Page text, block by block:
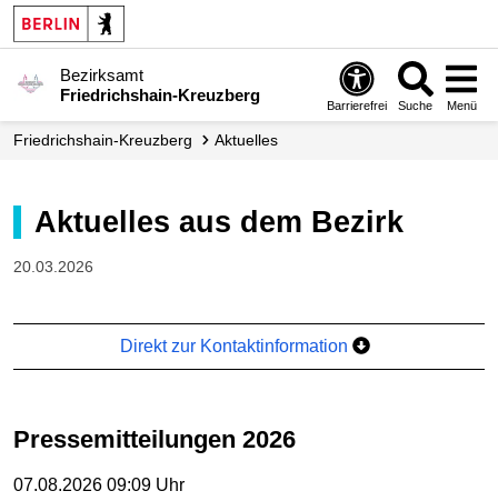
Bezirksamt
Friedrichshain-Kreuzberg
Barrierefrei Suche Menü
Friedrichshain-Kreuzberg Aktuelles
Aktuelles aus dem Bezirk
20.03.2026
Direkt zur Kontaktinformation
Pressemitteilungen 2026
07.08.2026 09:09 Uhr